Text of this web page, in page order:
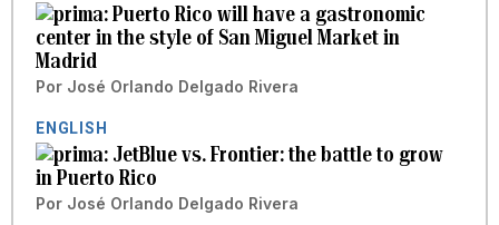
Puerto Rico will have a gastronomic
center in the style of San Miguel Market in
Madrid
Por José Orlando Delgado Rivera
ENGLISH
JetBlue vs. Frontier: the battle to grow
in Puerto Rico
Por José Orlando Delgado Rivera